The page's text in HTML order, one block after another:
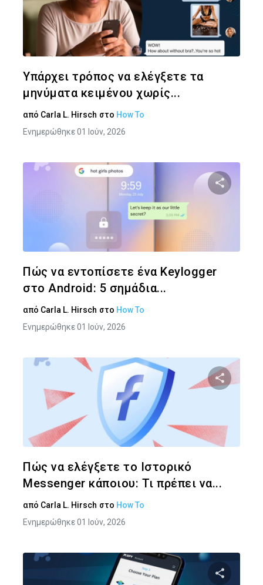
Υπάρχει τρόπος να ελέγξετε τα
μηνύματα κειμένου χωρίς...
από Carla L. Hirsch στο How To
Ενημερώθηκε 01 Ιούν, 2026
Πώς να εντοπίσετε ένα Keylogger
στο Android: 5 σημάδια...
από Carla L. Hirsch στο How To
Ενημερώθηκε 01 Ιούν, 2026
Πώς να ελέγξετε το Ιστορικό
Messenger κάποιου: Τι πρέπει να...
από Carla L. Hirsch στο How To
Ενημερώθηκε 01 Ιούν, 2026